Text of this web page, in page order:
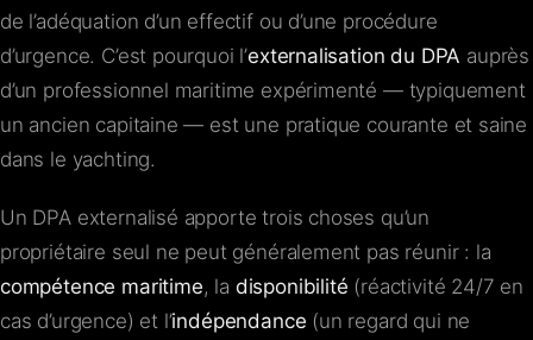
de l’adéquation d’un effectif ou d’une procédure
d’urgence. C’est pourquoi l’externalisation du DPA auprès
d’un professionnel maritime expérimenté — typiquement
un ancien capitaine — est une pratique courante et saine
dans le yachting.
Un DPA externalisé apporte trois choses qu’un
propriétaire seul ne peut généralement pas réunir : la
compétence maritime, la disponibilité (réactivité 24/7 en
cas d’urgence) et l’indépendance (un regard qui ne